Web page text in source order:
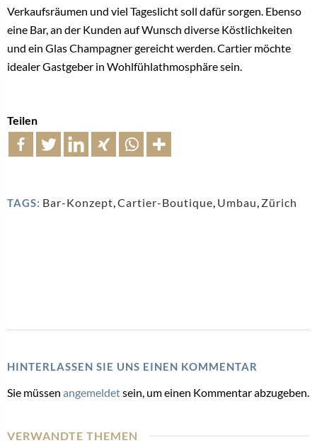
Verkaufsräumen und viel Tageslicht soll dafür sorgen. Ebenso
eine Bar, an der Kunden auf Wunsch diverse Köstlichkeiten
und ein Glas Champagner gereicht werden. Cartier möchte
idealer Gastgeber in Wohlfühlathmosphäre sein.
Teilen
TAGS: Bar-Konzept,Cartier-Boutique, Umbau, Zürich
HINTERLASSEN SIE UNS EINEN KOMMENTAR
Sie müssen angemeldetsein, um einen Kommentar abzugeben.
VERWANDTE THEMEN